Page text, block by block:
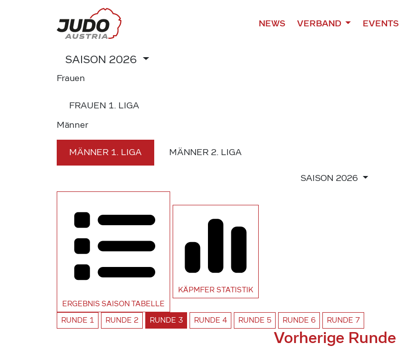
NEWS VERBAND EVENTS
SAISON 2026
Frauen
FRAUEN 1. LIGA
Männer
MÄNNER 1. LIGA MÄNNER 2. LIGA
SAISON 2026
ERGEBNIS SAISON TABELLE
KÄPMFER STATISTIK
RUNDE 1 RUNDE 2 RUNDE 3 RUNDE 4 RUNDE 5 RUNDE 6 RUNDE 7
Vorherige Runde